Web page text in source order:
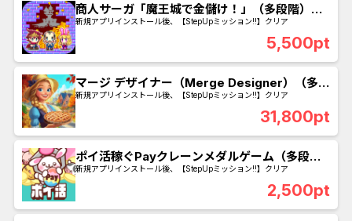
商人サーガ「魔王城で金儲け！」（多段階）
（Android） - 600階クリア
新規アプリインストール後、【StepUpミッション!!】クリア
5,500pt
マージ デザイナー（Merge Designer）（多段
階）（Android） - Level32に到達
新規アプリインストール後、【StepUpミッション!!】クリア
31,800pt
ポイ活稼ぐPayクレーンメダルゲーム（多段
階）（iOS） - クレーン強化100回発動
新規アプリインストール後、【StepUpミッション!!】クリア
2,500pt